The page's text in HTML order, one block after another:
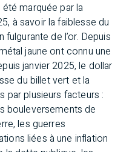
marquée par la
à savoir la faiblesse du
de l’or. Depuis
jaune ont connu une
janvier 2025, le dollar
du billet vert et la
par plusieurs facteurs :
bouleversements de
les guerres
liées à une inflation